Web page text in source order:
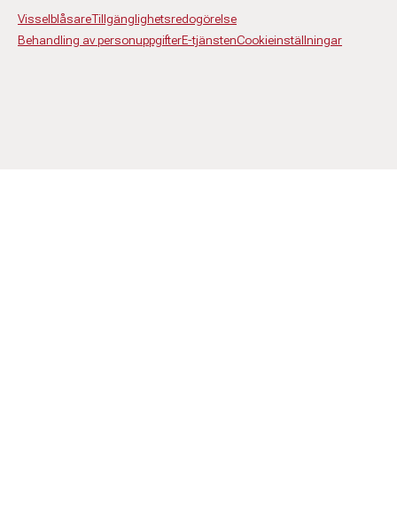
VisselblåsareTillgänglighetsredogörelse
Behandling av personuppgifterE-tjänstenCookieinställningar